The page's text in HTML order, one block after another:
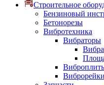
Строительное
Бензиновый
Бетонорезы
Вибротехника
Вибраторы
Виброрейки